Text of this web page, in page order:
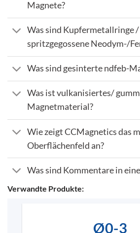
Magnete?
Was sind Kupfermetallringe /
spritzgegossene Neodym-/
Was sind gesinterte ndfeb-
Was ist vulkanisiertes/
Magnetmaterial?
Wie zeigt CCMagnetics das
Oberflächenfeld an?
Was sind Kommentare in
Verwandte Produkte:
Ø0-3